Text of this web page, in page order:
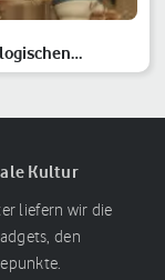
Kultur
liefern wir die
den